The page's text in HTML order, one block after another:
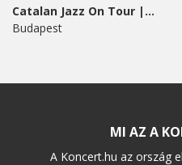
Catalan Jazz On Tour |...
Budapest
MI AZ A
A Koncert.hu az ország